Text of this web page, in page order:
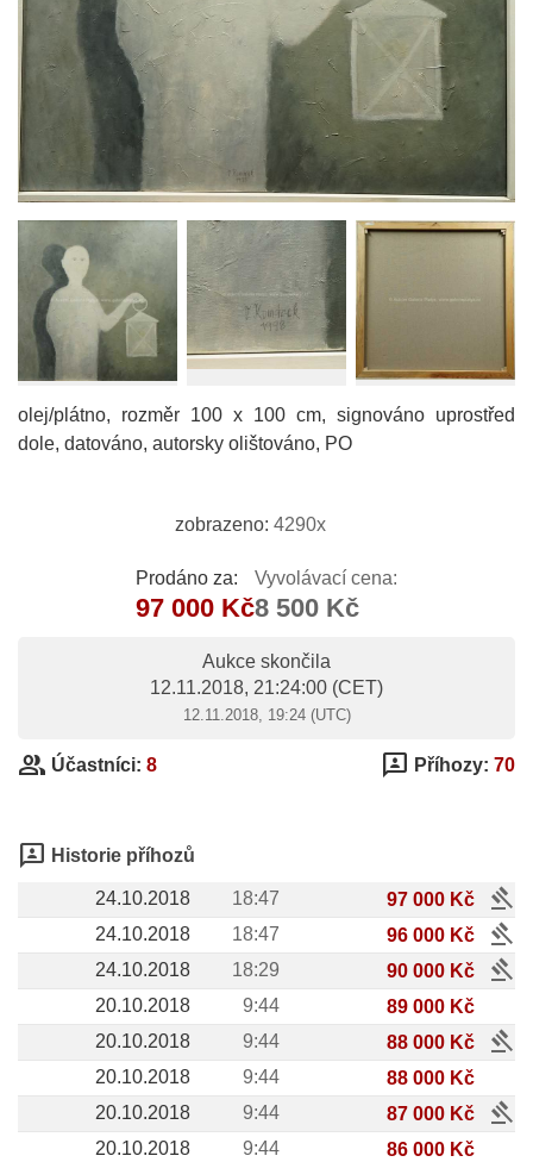
olej/plátno, rozměr 100 x 100 cm, signováno uprostřed
dole, datováno, autorsky olištováno, PO
zobrazeno: 4290x
Prodáno za:
97 000 Kč
Vyvolávací cena:
8 500 Kč
Aukce skončila
12.11.2018, 21:24:00 (CET)
12.11.2018, 19:24 (UTC)
group Účastníci: 8 3p Příhozy: 70
3p Historie příhozů
24.10.2018 18:47 97 000 Kč gavel
24.10.2018 18:47 96 000 Kč gavel
24.10.2018 18:29 90 000 Kč gavel
20.10.2018 9:44
89 000 Kč
20.10.2018
9:44 88 000 Kč gavel
20.10.2018 9:44
88 000 Kč
20.10.2018
9:44 87 000 Kč gavel
20.10.2018 9:44
86 000 Kč